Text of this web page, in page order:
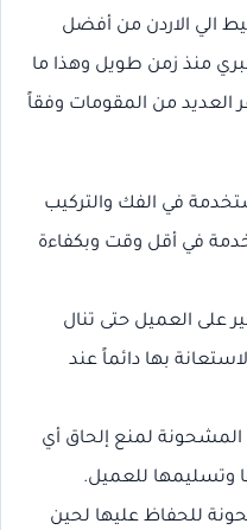
الاردن من أفضل
منذ زمن طويل وهذا ما
العديد من المقومات وفقاً
في الفك والتركيب
في أقل وقت وبكفاءة
على العميل حتى تنال
بها دائماً عند
لمنع إلحاق أي
وتسليمها للعميل.
للحفاظ عليها لحين